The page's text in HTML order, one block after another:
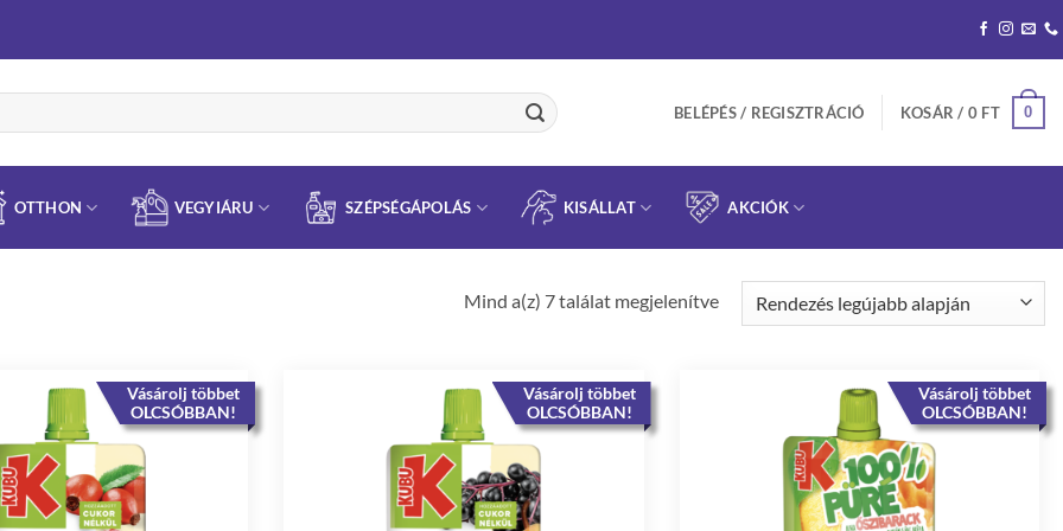
BELÉPÉS / REGISZTRÁCIÓ KOSÁR / 0 FT 0
OTTHON VEGYIÁRU SZÉPSÉGÁPOLÁS KISÁLLAT AKCIÓK
Mind a(z) 7 találat megjelenítveSorted
Vásárolj többet
OLCSÓBBAN!
Vásárolj többet
OLCSÓBBAN!
Vásárolj többet
OLCSÓBBAN!